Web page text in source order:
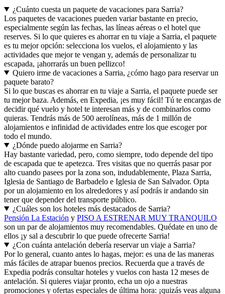
¿Cuánto cuesta un paquete de vacaciones para Sarria?
Los paquetes de vacaciones pueden variar bastante en precio,
especialmente según las fechas, las líneas aéreas o el hotel que
reserves. Si lo que quieres es ahorrar en tu viaje a Sarria, el paquete
es tu mejor opción: selecciona los vuelos, el alojamiento y las
actividades que mejor te vengan y, además de personalizar tu
escapada, ¡ahorrarás un buen pellizco!
Quiero irme de vacaciones a Sarria, ¿cómo hago para reservar un
paquete barato?
Si lo que buscas es ahorrar en tu viaje a Sarria, el paquete puede ser
tu mejor baza. Además, en Expedia, ¡es muy fácil! Tú te encargas de
decidir qué vuelo y hotel te interesan más y de combinarlos como
quieras. Tendrás más de 500 aerolíneas, más de 1 millón de
alojamientos e infinidad de actividades entre los que escoger por
todo el mundo.
¿Dónde puedo alojarme en Sarria?
Hay bastante variedad, pero, como siempre, todo depende del tipo
de escapada que te apetezca. Tres visitas que no querrás pasar por
alto cuando pasees por la zona son, indudablemente, Plaza Sarria,
Iglesia de Santiago de Barbadelo e Iglesia de San Salvador. Opta
por un alojamiento en los alrededores y así podrás ir andando sin
tener que depender del transporte público.
¿Cuáles son los hoteles más destacados de Sarria?
Pensión La Estación y PISO A ESTRENAR MUY TRANQUILO
son un par de alojamientos muy recomendables. Quédate en uno de
ellos ¡y sal a descubrir lo que puede ofrecerte Sarria!
¿Con cuánta antelación debería reservar un viaje a Sarria?
Por lo general, cuanto antes lo hagas, mejor: es una de las maneras
más fáciles de atrapar buenos precios. Recuerda que a través de
Expedia podrás consultar hoteles y vuelos con hasta 12 meses de
antelación. Si quieres viajar pronto, echa un ojo a nuestras
promociones y ofertas especiales de última hora: ¡quizás veas alguna